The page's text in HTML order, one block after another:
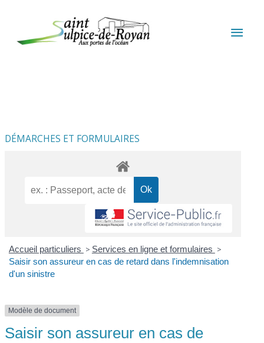
DÉMARCHES ET FORMULAIRES
Accueil particuliers > Services en ligne et formulaires >
Saisir son assureur en cas de retard dans l'indemnisation
d'un sinistre
Modèle de document
Saisir son assureur en cas de